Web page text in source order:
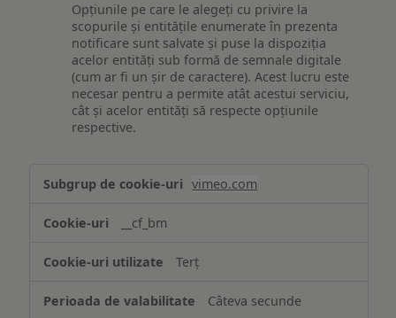
Opțiunile pe care le alegeți cu privire la
scopurile și entitățile enumerate în prezenta
notificare sunt salvate și puse la dispoziția
acelor entități sub formă de semnale digitale
(cum ar fi un șir de caractere). Acest lucru este
necesar pentru a permite atât acestui serviciu,
cât și acelor entități să respecte opțiunile
respective.
Asigurarea
funcționalităților
website-
ului
vimeo.com
__cf_bm
Terț
Câteva secunde